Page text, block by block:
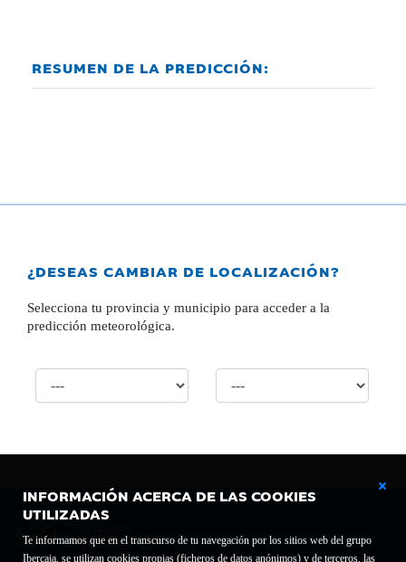
INFORMACIÓN ACERCA DE LAS COOKIES
UTILIZADAS
Te informamos que en el transcurso de tu navegación por los sitios web del grupo
Ibercaja, se utilizan cookies propias (ficheros de datos anónimos) y de terceros, las
RESUMEN DE LA PREDICCIÓN:
¿DESEAS CAMBIAR DE LOCALIZACIÓN?
Selecciona tu provincia y municipio para acceder a la
predicción meteorológica.